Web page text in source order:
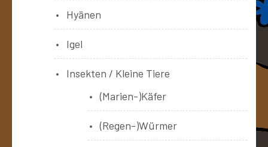
Hyänen
Igel
Insekten / Kleine Tiere
(Marien-)Käfer
(Regen-)Würmer